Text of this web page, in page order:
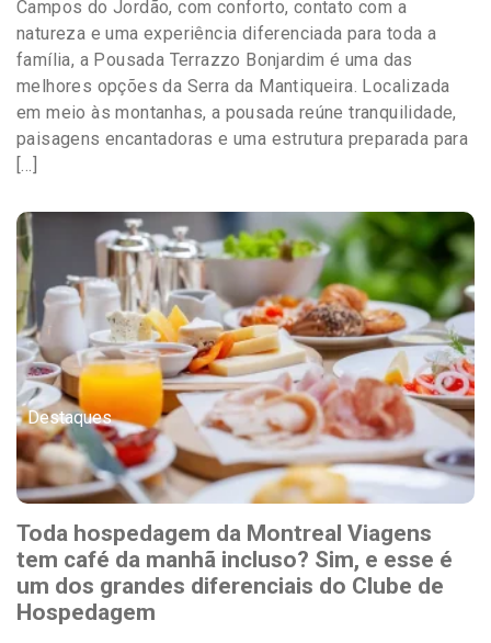
Campos do Jordão, com conforto, contato com a
natureza e uma experiência diferenciada para toda a
família, a Pousada Terrazzo Bonjardim é uma das
melhores opções da Serra da Mantiqueira. Localizada
em meio às montanhas, a pousada reúne tranquilidade,
paisagens encantadoras e uma estrutura preparada para
[…]
Destaques
Toda hospedagem da Montreal Viagens
tem café da manhã incluso? Sim, e esse é
um dos grandes diferenciais do Clube de
Hospedagem